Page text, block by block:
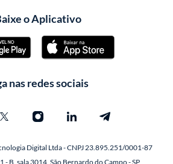
o Aplicativo
nas redes sociais
Digital Ltda - CNPJ 23.895.251/0001-87
- B, sala 3014, São Bernardo do Campo - SP